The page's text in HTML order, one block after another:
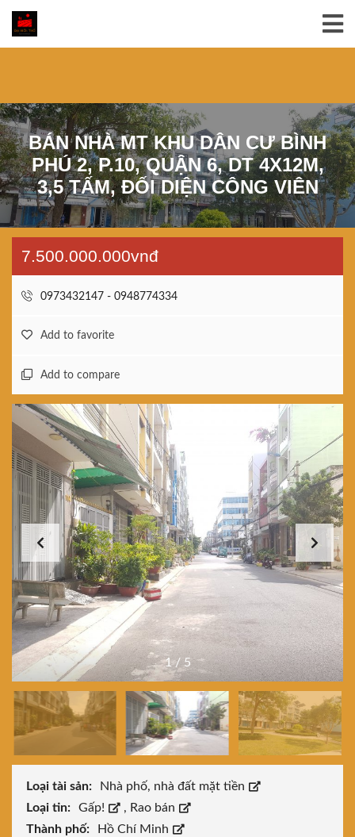
BÁN NHÀ MT KHU DÂN CƯ BÌNH
PHÚ 2, P.10, QUẬN 6, DT 4X12M,
3,5 TẤM, ĐỐI DIỆN CÔNG VIÊN
7.500.000.000vnđ
0973432147 - 0948774334
Add to favorite
Add to compare
1 / 5
Loại tài sản:
Nhà phố, nhà đất mặt tiền
Loại tin:
Gấp! , Rao bán
Thành phố:
Hồ Chí Minh